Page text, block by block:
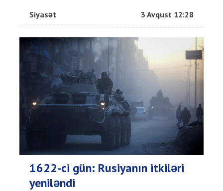
Siyasət 3 Avqust 12:28
1622-ci gün: Rusiyanın itkiləri
yeniləndi